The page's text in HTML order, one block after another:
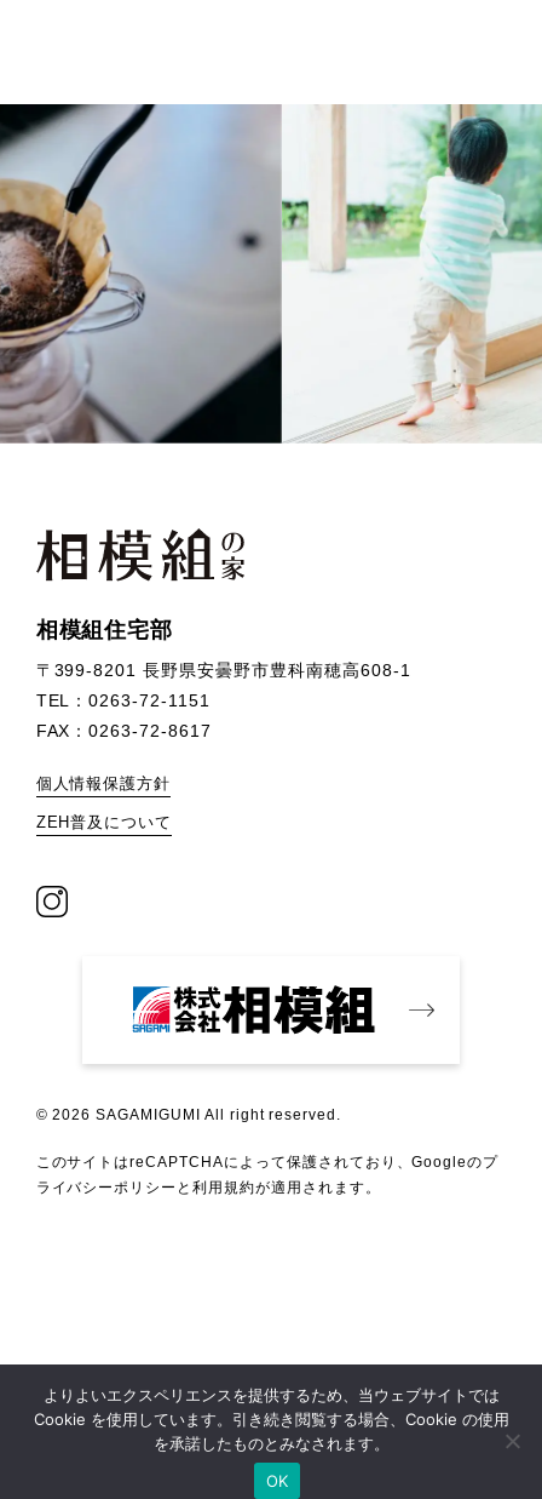
相模組住宅部
〒399-8201 長野県安曇野市豊科南穂高608-1
TEL：0263-72-1151
FAX：0263-72-8617
個人情報保護方針
ZEH普及について
© 2026 SAGAMIGUMI All right reserved.
このサイトはreCAPTCHAによって保護されており、Googleのプ
ライバシーポリシー と利用規約が適用されます。
よりよいエクスペリエンスを提供するため、当ウェブサイトでは
Cookie を使用しています。引き続き閲覧する場合、Cookie の使用
を承諾したものとみなされます。
OK